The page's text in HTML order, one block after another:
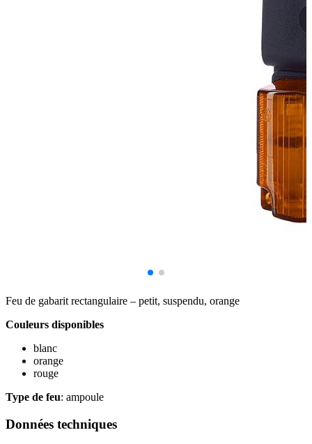
Feu de gabarit rectangulaire – petit, suspendu, orange
Couleurs disponibles
blanc
orange
rouge
Type de feu: ampoule
Données techniques